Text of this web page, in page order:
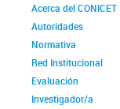
Acerca del CONICET
Autoridades
Normativa
Red Institucional
Evaluación
Investigador/a